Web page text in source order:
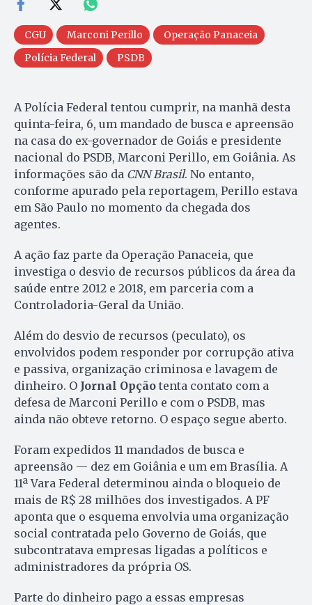
CGU Marconi Perillo
Operação Panaceia
Polícia Federal
PSDB
A Polícia Federal tentou cumprir, na manhã desta
quinta-feira, 6, um mandado de busca e apreensão
na casa do ex-governador de Goiás e presidente
nacional do PSDB, Marconi Perillo, em Goiânia. As
informações são da CNN Brasil. No entanto,
conforme apurado pela reportagem, Perillo estava
em São Paulo no momento da chegada dos
agentes.
A ação faz parte da Operação Panaceia, que
investiga o desvio de recursos públicos da área da
saúde entre 2012 e 2018, em parceria com a
Controladoria-Geral da União.
Além do desvio de recursos (peculato), os
envolvidos podem responder por corrupção ativa
e passiva, organização criminosa e lavagem de
dinheiro. O Jornal Opção tenta contato com a
defesa de Marconi Perillo e com o PSDB, mas
ainda não obteve retorno. O espaço segue aberto.
Foram expedidos 11 mandados de busca e
apreensão — dez em Goiânia e um em Brasília. A
11ª Vara Federal determinou ainda o bloqueio de
mais de R$ 28 milhões dos investigados. A PF
aponta que o esquema envolvia uma organização
social contratada pelo Governo de Goiás, que
subcontratava empresas ligadas a políticos e
administradores da própria OS.
Parte do dinheiro pago a essas empresas